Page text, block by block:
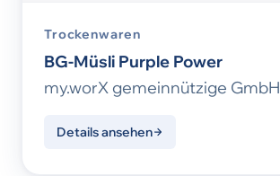
Trockenwaren
BG-Müsli Purple Power
my.worX gemeinnützige GmbH
Details ansehen